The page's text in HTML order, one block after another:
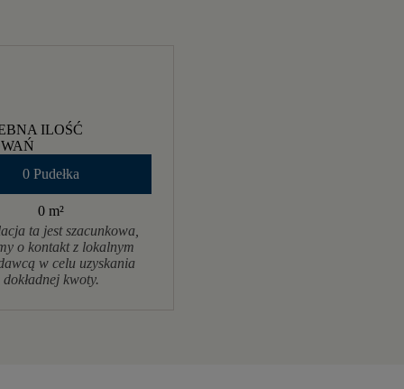
ILOŚĆ
0 Pudełka
0 m²
ta jest szacunkowa,
o kontakt z lokalnym
w celu uzyskania
dokładnej kwoty.